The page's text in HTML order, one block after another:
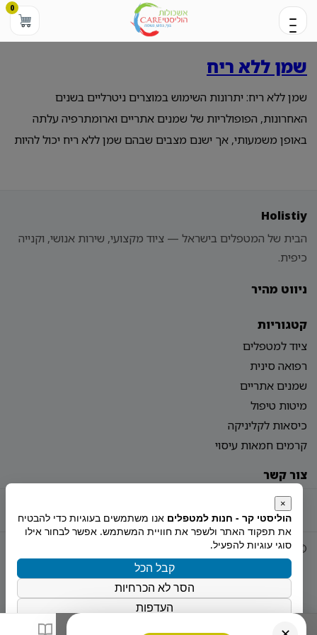
0
שמן ללא ריח
שמן ללא ריח: יתרונות השימוש במוצרים ניטרליים בשנים
האחרונות, הפופולריות של שמנים אתריים וארומתרפיה עלתה
באופן משמעותי, אך ישנם מצבים שבהם שמן ללא ריח יכול להיות
Holistiy
הבית של המטפלים בישראל — ציוד מקצועי, שירות אנושי, וקנייה
כיפית.
ניווט מהיר
קטגוריות
ציוד למטפלים
רפואה סינית
שמנים אתריים
מיטות טיפול
כיסאות לקליניקה
קרמים חמאות עיסוי
צור קשר
© 2026 Holistiy
×
הוליסטי קר - חנות למטפלים אנו משתמשים בעוגיות כדי להבטיח
את תפקוד האתר ולשפר את חוויית המשתמש. אפשר לבחור אילו
סוגי עוגיות להפעיל.
קבל הכל
הסר לא הכרחיות
העדפות